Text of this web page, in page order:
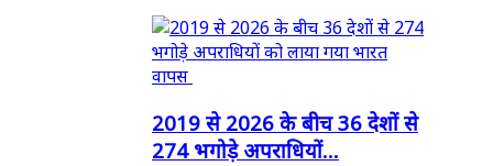
2019 से 2026 के बीच 36 देशों से
274 भगोड़े अपराधियों...